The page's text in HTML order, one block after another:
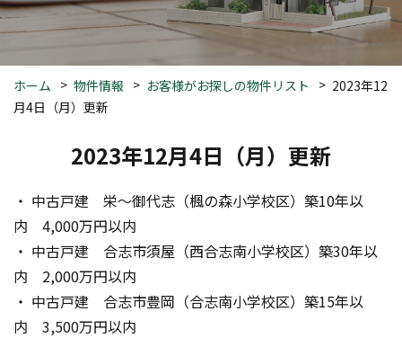
ホーム 物件情報 お客様がお探しの物件リスト
2023年12
月4日（月）更新
2023年12月4日（月）更新
・ 中古戸建　栄～御代志（楓の森小学校区）築10年以
内　4,000万円以内
・ 中古戸建　合志市須屋（西合志南小学校区）築30年以
内　2,000万円以内
・ 中古戸建　合志市豊岡（合志南小学校区）築15年以
内　3,500万円以内